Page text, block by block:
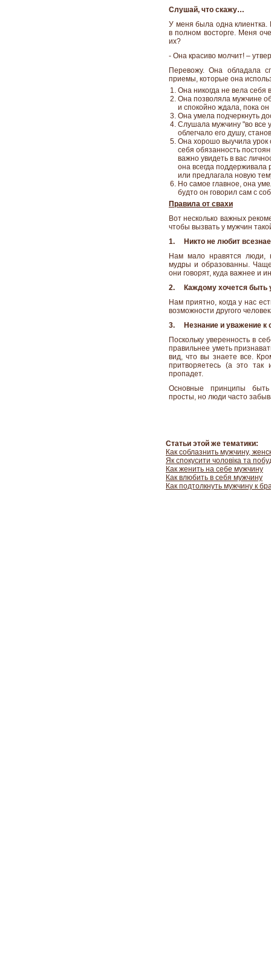
Слушай, что скажу…
У меня была одна клиентка.
в полном восторге. Меня
их?
- Она красиво молчит! –
Перевожу. Она обладала
приемы, которые она
Она никогда не вела себя
Она позволяла мужчине
и спокойно ждала, пока
Она умела подчеркнуть
Слушала мужчину "во все
облегчало его душу,
Она хорошо выучила урок
себя обязанность
важно увидеть в вас
она всегда поддерживала
или предлагала новую
Но самое главное, она
будто он говорил сам с
Правила от свахи
Вот несколько важных
чтобы вызвать у мужчин
1. Никто не любит
Нам мало нравятся люди,
мудры и образованны.
они говорят, куда важнее и
2. Каждому хочется быть
Нам приятно, когда у нас
возможности другого
3. Незнание и уважение к
Поскольку уверенность в
правильнее уметь
вид, что вы знаете все.
притворяетесь (а это так
пропадет.
Основные принципы быть
просты, но люди часто
Статьи этой же тематики:
Как соблазнить мужчину,
Як спокусити чоловіка та
Как женить на себе мужчину
Как влюбить в себя мужчину
Как подтолкнуть мужчину к